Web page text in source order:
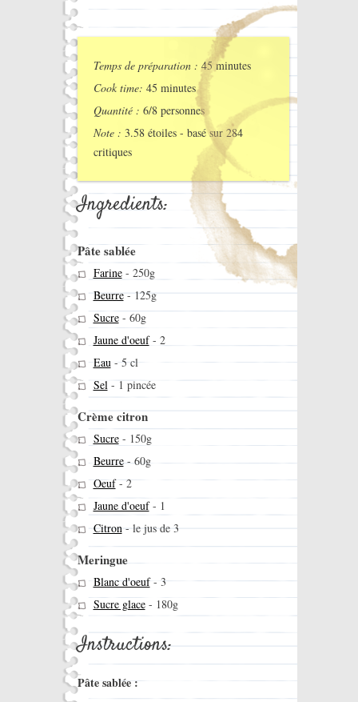
Temps de préparation : 45 minutes
Cook time: 45 minutes
Quantité : 6/8 personnes
Note : 3.58étoiles - basé sur 284
critiques
Ingredients:
Pâte sablée
Farine- 250g
Beurre- 125g
Sucre- 60g
Jaune d'oeuf- 2
Eau-5 cl
Sel- 1 pincée
Crème citron
Sucre- 150g
Beurre-60g
Oeuf-2
Jaune d'oeuf- 1
Citron- le jus de 3
Meringue
Blanc d'oeuf- 3
Sucre glace- 180g
Instructions:
Pâte sablée :